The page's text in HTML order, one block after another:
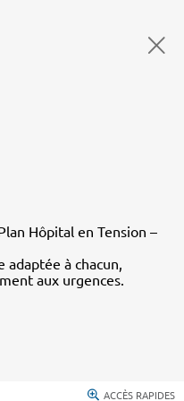
Hôpital en Tension –
adaptée à chacun,
aux urgences.
ACCÈS RAPIDES